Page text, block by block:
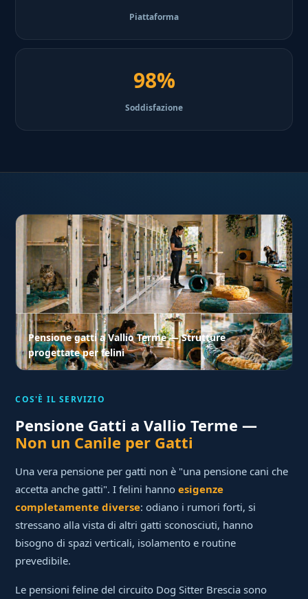
Piattaforma
98%
Soddisfazione
Pensione gatti a Vallio Terme — Strutture
progettate per felini
COS'È IL SERVIZIO
Pensione Gatti a Vallio Terme —
Non un Canile per Gatti
Una vera pensione per gatti non è "una pensione cani che
accetta anche gatti". I felini hannoesigenze
completamente diverse: odiano i rumori forti, si
stressano alla vista di altri gatti sconosciuti, hanno
bisogno di spazi verticali, isolamento e routine
prevedibile.
Le pensioni feline del circuito Dog Sitter Brescia sono